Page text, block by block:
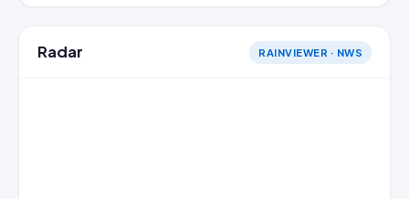
Radar RAINVIEWER · NWS